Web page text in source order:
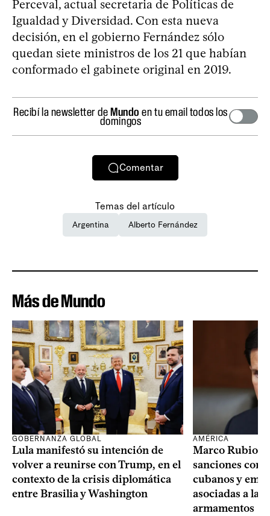
Perceval, actual secretaria de Políticas de
Igualdad y Diversidad. Con esta nueva
decisión, en el gobierno Fernández sólo
quedan siete ministros de los 21 que habían
conformado el gabinete original en 2019.
Recibí la newsletter deMundo en tu email todos los
domingos
Comentar
Temas del artículo
Argentina Alberto Fernández
Más de Mundo
GOBERNANZA GLOBAL
Lula manifestó su intención de
volver a reunirse con Trump, en el
contexto de la crisis diplomática
entre Brasilia y Washington
AMÉRICA
Marco Rubio
sanciones
cubanos y
asociadas a la
armamentos